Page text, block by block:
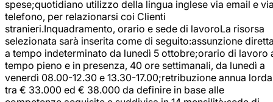
spese;quotidiano utilizzo della lingua inglese via email e
telefono, per relazionarsi coi Clienti
stranieri.Inquadramento, orario e sede di lavoroLa risorsa
selezionata sarà inserita come di seguito:assunzione
a tempo indeterminato da lunedì 5 ottobre;orario di lavoro
tempo pieno e in presenza, 40 ore settimanali, da lunedì a
venerdì 08.00-12.30 e 13.30-17.00;retribuzione annua lorda
tra € 33.000 ed € 38.000 da definire in base alle